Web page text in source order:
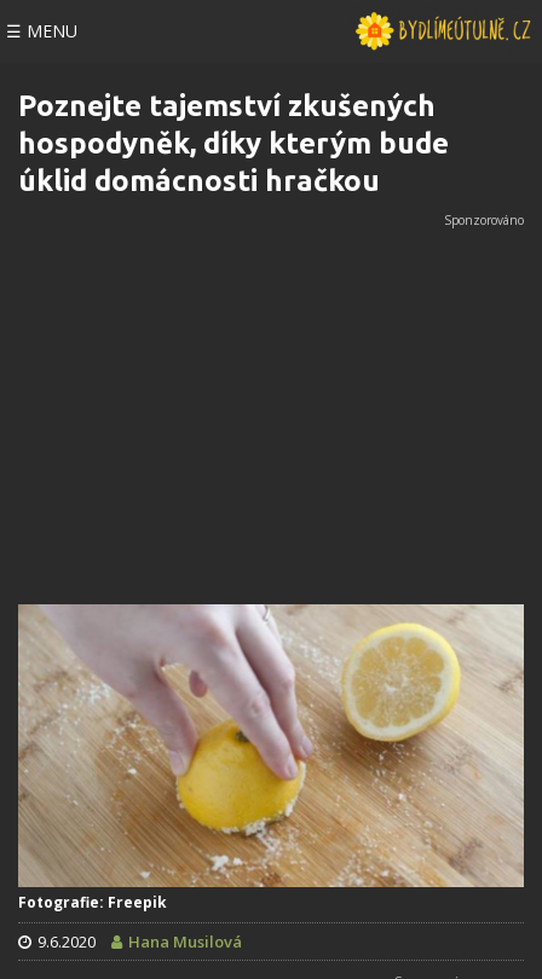
☰ MENU
Poznejte tajemství zkušených
hospodyněk, díky kterým bude
úklid domácnosti hračkou
Fotografie: Freepik
9.6.2020 Hana Musilová